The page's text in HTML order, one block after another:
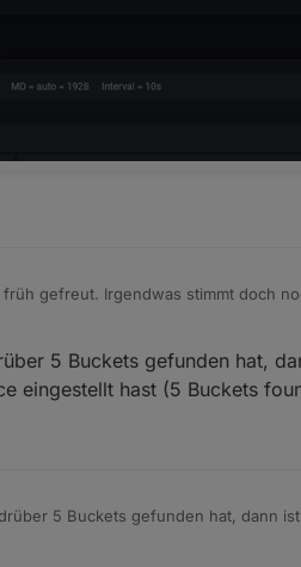
gefreut. Irgendwas stimmt doch
5 Buckets gefunden hat,
eingestellt hast (5 Buckets
5 Buckets gefunden hat, dann